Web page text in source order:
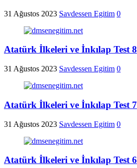
31 Ağustos 2023 Savdessen Egitim 0
Atatürk İlkeleri ve İnkılap Test 8
31 Ağustos 2023 Savdessen Egitim 0
Atatürk İlkeleri ve İnkılap Test 7
31 Ağustos 2023 Savdessen Egitim 0
Atatürk İlkeleri ve İnkılap Test 6